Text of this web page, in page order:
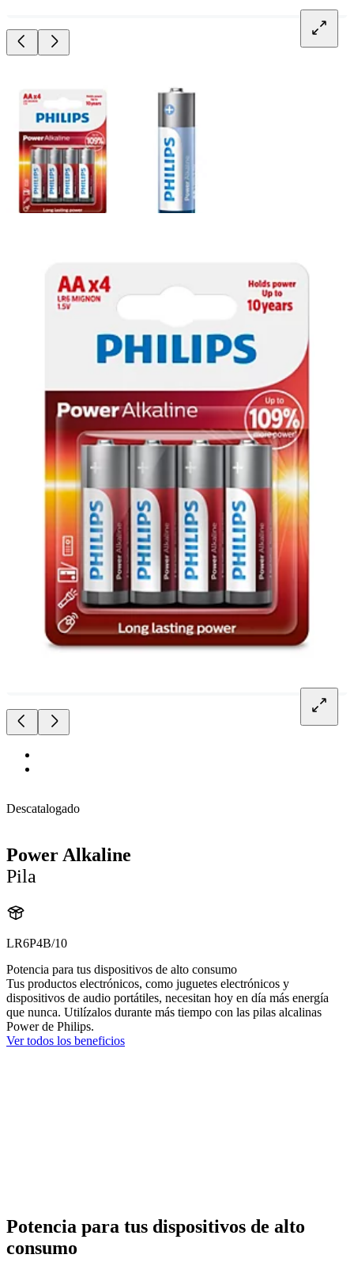
Descatalogado
Power Alkaline
Pila
LR6P4B/10
Potencia para tus dispositivos de alto consumo
Tus productos electrónicos, como juguetes electrónicos y
dispositivos de audio portátiles, necesitan hoy en día más energía
que nunca. Utilízalos durante más tiempo con las pilas alcalinas
Power de Philips.
Ver todos los beneficios
Potencia para tus dispositivos de alto
consumo